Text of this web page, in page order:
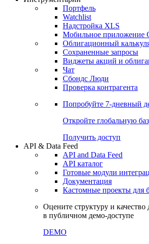
Откройте глобальную
Получить доступ
Инструментарий
Портфель
Watchlist
Надстройка XLS
Мобильное приложение
Облигационный
Сохраненные запросы
Чат
Проверка контрагента
Попробуйте7-дневный
Откройте глобальную
Получить доступ
API & Data Feed
API and Data Feed
Готовые модули
Документация